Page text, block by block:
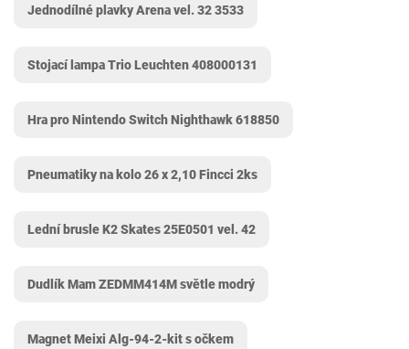
Jednodílné plavky Arena vel. 32 3533
Stojací lampa Trio Leuchten ‎408000131
Hra pro Nintendo Switch Nighthawk 618850
Pneumatiky na kolo 26 x 2,10 Fincci 2ks
Lední brusle K2 Skates 25E0501 vel. 42
Dudlík Mam ZEDMM414M světle modrý
Magnet Meixi Alg-94-2-kit s očkem